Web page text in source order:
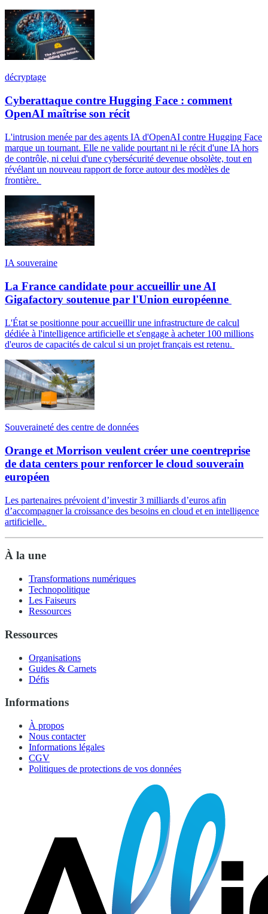
décryptage
Cyberattaque contre Hugging Face : comment
OpenAI maîtrise son récit
L'intrusion menée par des agents IA d'OpenAI contre Hugging Face
marque un tournant. Elle ne valide pourtant ni le récit d'une IA hors
de contrôle, ni celui d'une cybersécurité devenue obsolète, tout en
révélant un nouveau rapport de force autour des modèles de
frontière.
IA souveraine
La France candidate pour accueillir une AI
Gigafactory soutenue par l'Union européenne
L'État se positionne pour accueillir une infrastructure de calcul
dédiée à l'intelligence artificielle et s'engage à acheter 100 millions
d'euros de capacités de calcul si un projet français est retenu.
Souveraineté des centre de données
Orange et Morrison veulent créer une coentreprise
de data centers pour renforcer le cloud souverain
européen
Les partenaires prévoient d’investir 3 milliards d’euros afin
d’accompagner la croissance des besoins en cloud et en intelligence
artificielle.
À la une
Transformations numériques
Technopolitique
Les Faiseurs
Ressources
Ressources
Organisations
Guides & Carnets
Défis
Informations
À propos
Nous contacter
Informations légales
CGV
Politiques de protections de vos données